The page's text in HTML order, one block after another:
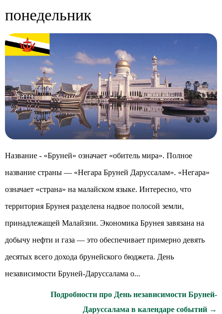
понедельник
Название - «Бруней» означает «обитель мира». Полное
название страны — «Негара Бруней Даруссалам». «Негара»
означает «страна» на малайском языке. Интересно, что
территория Брунея разделена надвое полосой земли,
принадлежащей Малайзии. Экономика Брунея завязана на
добычу нефти и газа — это обеспечивает примерно девять
десятых всего дохода брунейского бюджета. День
независимости Бруней-Даруссалама о...
Подробности про День независимости Бруней-
Даруссалама в календаре событий →